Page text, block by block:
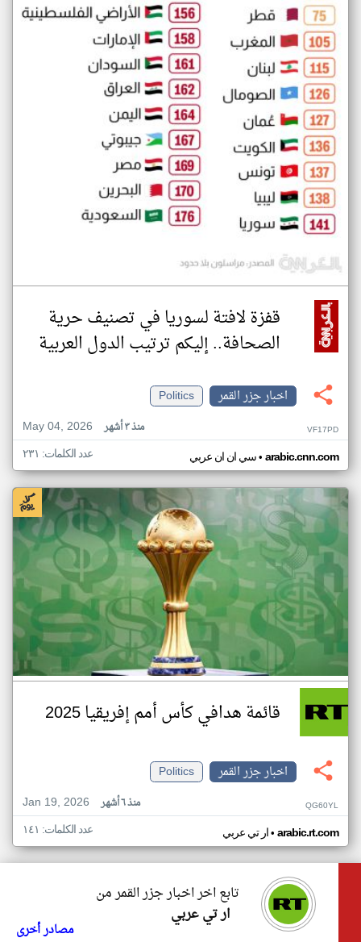
قفزة لافتة لسوريا في تصنيف حرية
الصحافة.. إليكم ترتيب الدول العربية
اخبار جزر القمر
Politics
May 04, 2026
منذ ٣ أشهر VF17PD
سي ان ان عربي• arabic.cnn.com عدد الكلمات: ٢٣١
قائمة هدافي كأس أمم إفريقيا 2025
اخبار جزر القمر
Politics
Jan 19, 2026
منذ ٦ أشهر QG60YL
ار تي عربي• arabic.rt.com عدد الكلمات: ١٤١
تابع اخر اخبار جزر القمر من
ار تي عربي
مصادر أخرى